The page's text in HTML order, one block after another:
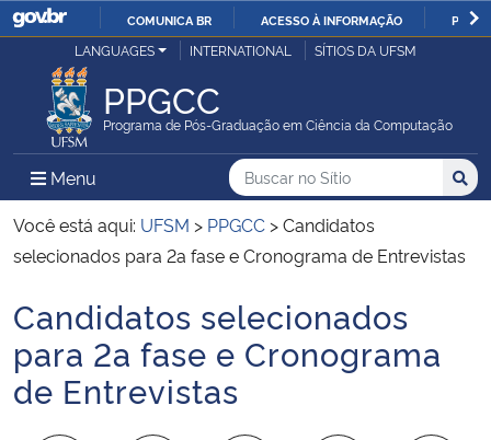
IR
COMUNICA BR ACESSO À INFORMAÇÃO
Ministério da Justiça e Segurança Pública
Ministério da Defesa
Ministério das Relações Exteriores
Ministério da Infraestrutura
Ministério da Agricultura, Pecuária e Abastecimento
LANGUAGES INTERNATIONAL SÍTIOS DA UFSM
PPGCC
Programa de Pós-Graduação em Ciência da Computação
Menu Menu Principal do Sítio
Busca
Buscar no no Sítio
Busca:
Você está aqui: UFSM > PPGCC >Candidatos
selecionados para 2a fase e Cronograma de Entrevistas
Início do conteúdo
Candidatos selecionados
para 2a fase e Cronograma
de Entrevistas